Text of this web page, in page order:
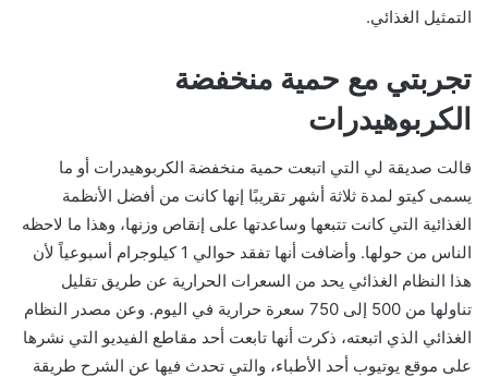
التمثيل الغذائي.
تجربتي مع حمية منخفضة
الكربوهيدرات
قالت صديقة لي التي اتبعت حمية منخفضة الكربوهيدرات أو ما
يسمى كيتو لمدة ثلاثة أشهر تقريبًا إنها كانت من أفضل الأنظمة
الغذائية التي كانت تتبعها وساعدتها على إنقاص وزنها، وهذا ما لاحظه
الناس من حولها. وأضافت أنها تفقد حوالي 1 كيلوجرام أسبوعياً لأن
هذا النظام الغذائي يحد من السعرات الحرارية عن طريق تقليل
تناولها من 500 إلى 750 سعرة حرارية في اليوم. وعن مصدر النظام
الغذائي الذي اتبعته، ذكرت أنها تابعت أحد مقاطع الفيديو التي نشرها
على موقع يوتيوب أحد الأطباء، والتي تحدث فيها عن الشرح طريقة